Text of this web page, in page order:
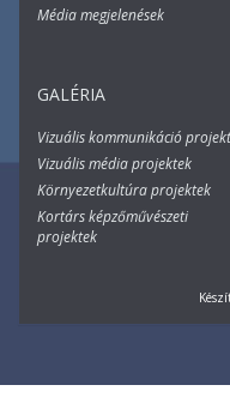
Média megjelenések
GALÉRIA
Vizuális kommunikáció
Vizuális média projektek
Környezetkultúra projektek
Kortárs képzőművészeti
projektek